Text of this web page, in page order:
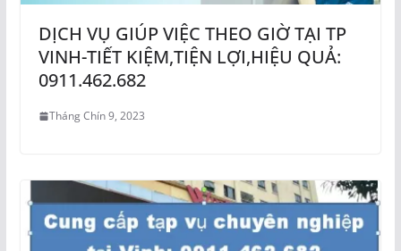
DỊCH VỤ GIÚP VIỆC THEO GIỜ TẠI TP
VINH-TIẾT KIỆM,TIỆN LỢI,HIỆU QUẢ:
0911.462.682
Tháng Chín 9, 2023